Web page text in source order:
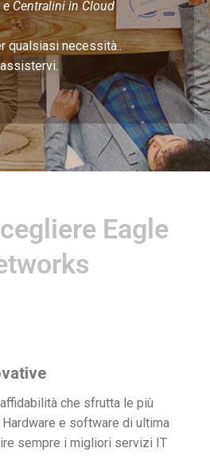
Centralini in Cloud
qualsiasi necessità..
Eagle
che sfrutta le più
e software di ultima
sempre i migliori servizi IT